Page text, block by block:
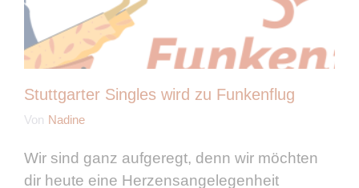
Stuttgarter Singles wird zu Funkenflug
Von Nadine
Wir sind ganz aufgeregt, denn wir möchten
dir heute eine Herzensangelegenheit